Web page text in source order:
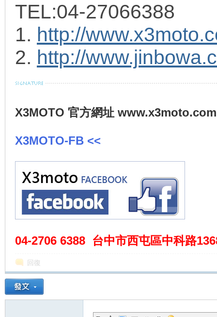
TEL:04-27066388
1. http://
2. http://
X3MOTO 官方網址
X3MOTO-FB <<
04-2706 6388 台中市西屯區中科路
回復